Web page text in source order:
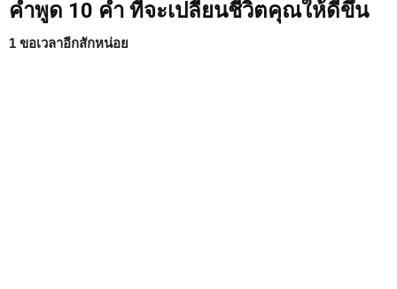
คำพูด 10 คำ ที่จะเปลี่ยนชีวิตคุณให้ดีขึ้น
1 ขอเวลาอีกสักหน่อย